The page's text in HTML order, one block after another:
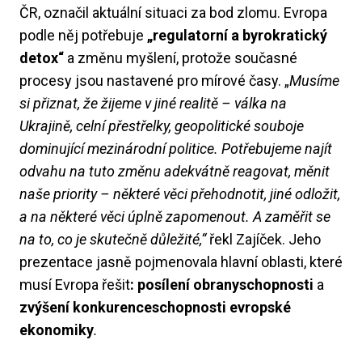
ČR, označil aktuální situaci za bod zlomu. Evropa
podle něj potřebuje „regulatorní a byrokratický
detox“ a změnu myšlení, protože současné
procesy jsou nastavené pro mírové časy. „Musíme
si přiznat, že žijeme v jiné realitě – válka na
Ukrajině, celní přestřelky, geopolitické souboje
dominující mezinárodní politice. Potřebujeme najít
odvahu na tuto změnu adekvátně reagovat, měnit
naše priority – některé věci přehodnotit, jiné odložit,
a na některé věci úplně zapomenout. A zaměřit se
na to, co je skutečně důležité,“řekl Zajíček. Jeho
prezentace jasně pojmenovala hlavní oblasti, které
musí Evropa řešit: posílení obranyschopnosti a
zvýšení konkurenceschopnosti evropské
ekonomiky.